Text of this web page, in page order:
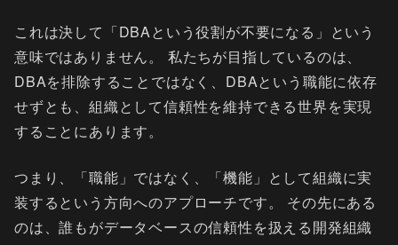
これは決して「DBAという役割が不要になる」という
意味ではありません。 私たちが目指しているのは、
DBAを排除することではなく、DBAという職能に依存
せずとも、組織として信頼性を維持できる世界を実現
することにあります。
つまり、「職能」ではなく、「機能」として組織に実
装するという方向へのアプローチです。 その先にある
のは、誰もがデータベースの信頼性を扱える開発組織